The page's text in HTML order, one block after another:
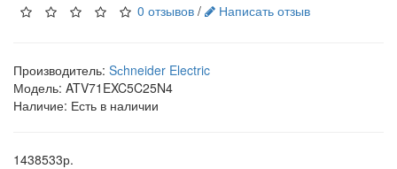
0 отзывов / Написать отзыв
Производитель: Sсhneider Electric
Модель: ATV71EXC5C25N4
Наличие: Есть в наличии
1438533р.